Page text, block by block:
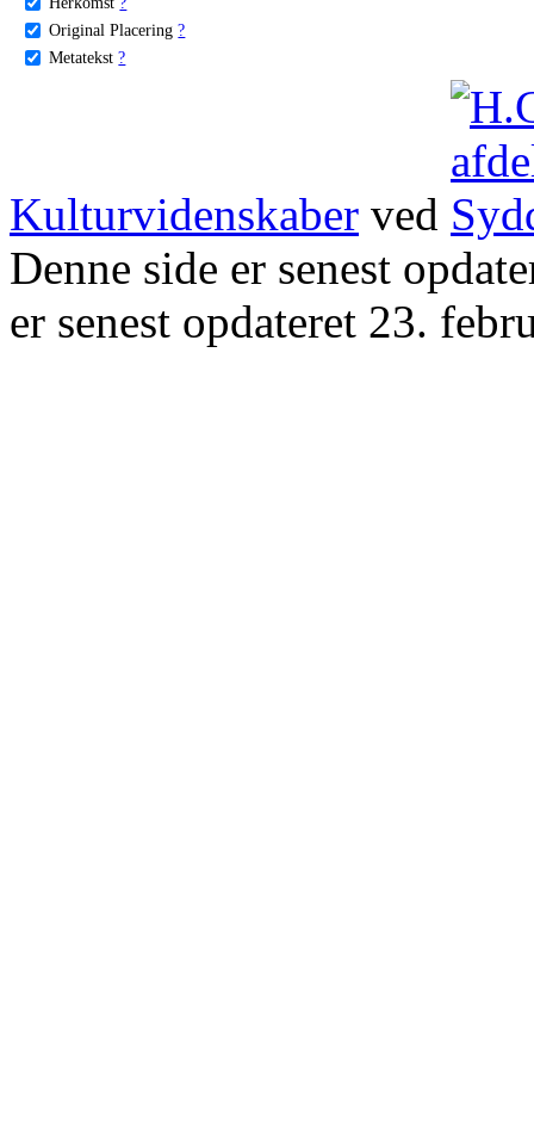
Original Placering ?
Metatekst ?
Kulturvidenskaber ved
Denne side er senest
er senest opdateret 23.